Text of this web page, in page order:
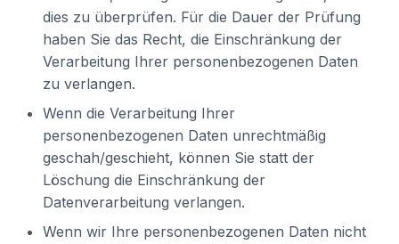
dies zu überprüfen. Für die Dauer der Prüfung
haben Sie das Recht, die Einschränkung der
Verarbeitung Ihrer personenbezogenen Daten
zu verlangen.
Wenn die Verarbeitung Ihrer
personenbezogenen Daten unrechtmäßig
geschah/geschieht, können Sie statt der
Löschung die Einschränkung der
Datenverarbeitung verlangen.
Wenn wir Ihre personenbezogenen Daten nicht